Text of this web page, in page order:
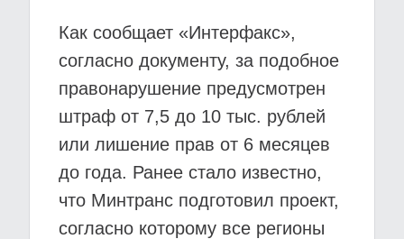
Как сообщает «Интерфакс»,
согласно документу, за подобное
правонарушение предусмотрен
штраф от 7,5 до 10 тыс. рублей
или лишение прав от 6 месяцев
до года. Ранее стало известно,
что Минтранс подготовил проект,
согласно которому все регионы